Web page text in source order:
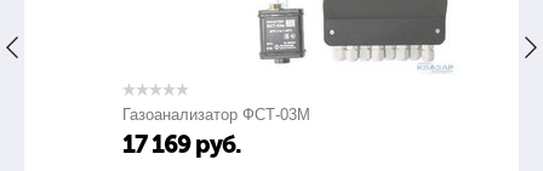
Газоанализатор ФСТ-03М
руб.